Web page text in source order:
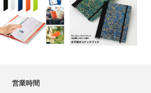
営業時間